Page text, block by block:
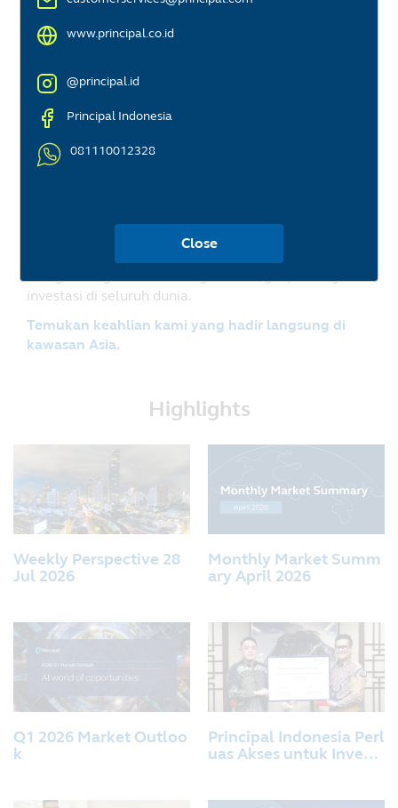
www.principal.co.id
@principal.id
Principal Indonesia
081110012328
Close
Management
investasi di seluruh dunia.
Temukan keahlian kami yang hadir langsung di
kawasan Asia.
Highlights
Weekly Perspective 28
Jul 2026
Monthly Market Summ
ary April 2026
Q1 2026 Market Outloo
k
Principal Indonesia Perl
uas Akses untuk Invest